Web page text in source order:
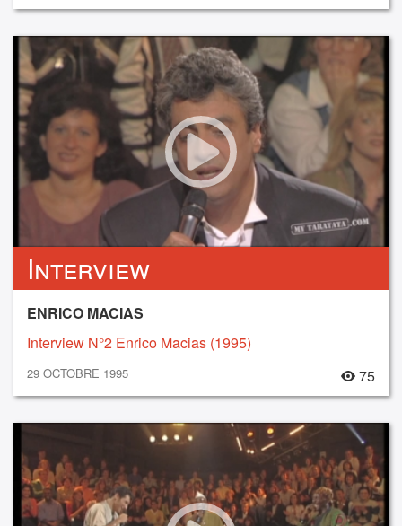
Interview
ENRICO MACIAS
Interview N°2 Enrico Macias (1995)
29 OCTOBRE 1995 75